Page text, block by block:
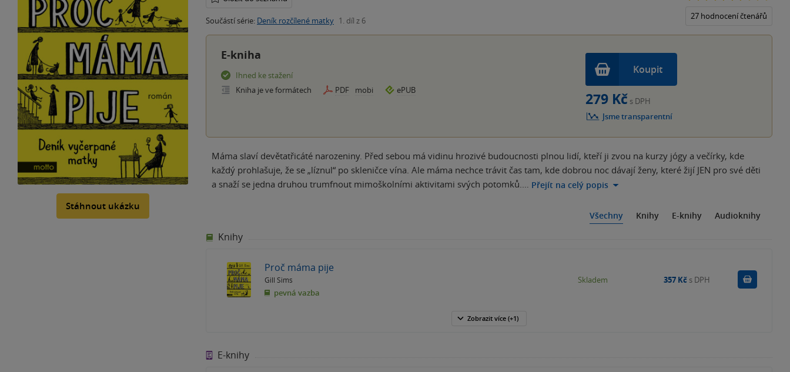
Stáhnout ukázku
Součástí série: Deník rozčílené matky 1. díl z 6 27 hodnocení čtenářů
E-kniha
Ihned ke stažení
Kniha je ve formátech
PDF mobi ePUB
Koupit
279 Kč s DPH
Jsme transparentní
Máma slaví devětatřicáté narozeniny. Před sebou má vidinu hrozivé budoucnosti plnou lidí, kteří ji zvou na kurzy jógy a večírky, kde
každý prohlašuje, že se „líznul“ po skleničce vína. Ale máma nechce trávit čas tam, kde dobrou noc dávají ženy, které žijí JEN pro své děti
a snaží se jedna druhou trumfnout mimoškolními aktivitami svých potomků.… Přejít na celý popis
Všechny Knihy E-knihy Audioknihy
Knihy
Proč máma pije
Gill Sims
pevná vazba
Skladem 357 Kč s DPH
Zobrazit více (+1)
E-knihy